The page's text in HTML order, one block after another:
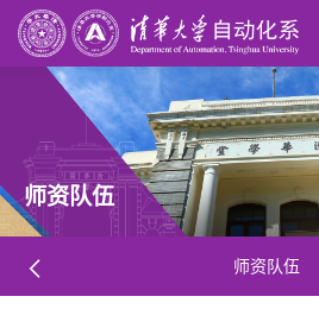
师资队伍
师资队伍